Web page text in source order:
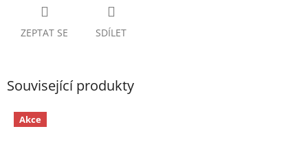
ZEPTAT SE SDÍLET
Související produkty
Akce